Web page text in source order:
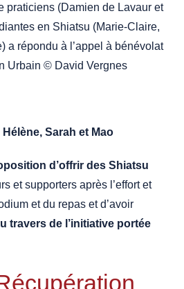
praticiens (Damien de Lavaur et
en Shiatsu (Marie-Claire,
a répondu à l’appel à bénévolat
Urbain © David Vergnes
Sarah et Mao
d’offrir des Shiatsu
et supporters après l’effort et
et du repas et d’avoir
travers de l’initiative portée